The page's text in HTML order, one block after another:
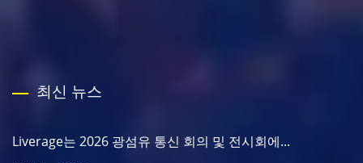
최신 뉴스
Liverage는 2026 광섬유 통신 회의 및 전시회에...